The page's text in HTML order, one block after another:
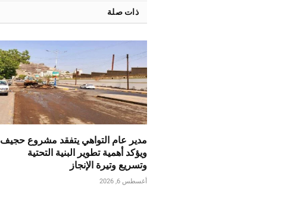
ذات صلة
مدير عام التواهي يتفقد مشروع حجيف
ويؤكد أهمية تطوير البنية التحتية
وتسريع وتيرة الإنجاز
أغسطس 6, 2026